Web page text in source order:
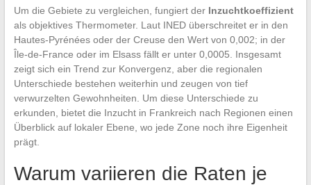
Um die Gebiete zu vergleichen, fungiert der Inzuchtkoeffizient
als objektives Thermometer. Laut INED überschreitet er in den
Hautes-Pyrénées oder der Creuse den Wert von 0,002; in der
Île-de-France oder im Elsass fällt er unter 0,0005. Insgesamt
zeigt sich ein Trend zur Konvergenz, aber die regionalen
Unterschiede bestehen weiterhin und zeugen von tief
verwurzelten Gewohnheiten. Um diese Unterschiede zu
erkunden, bietet die Inzucht in Frankreich nach Regionen einen
Überblick auf lokaler Ebene, wo jede Zone noch ihre Eigenheit
prägt.
Warum variieren die Raten je